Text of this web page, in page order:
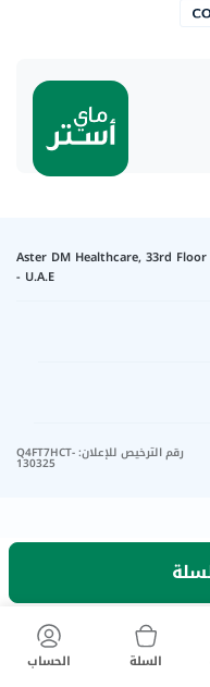
Aster DM Healthcare, 33rd
- U.A.E
رقم الترخيص للإعلان:
Q4FT7HCT-
130325
السلة الحساب